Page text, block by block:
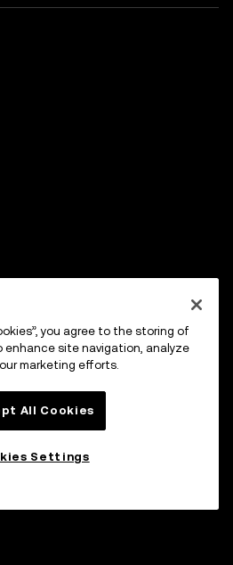
you agree to the storing of
enhance site navigation, analyze
marketing efforts.
All Cookies
Settings